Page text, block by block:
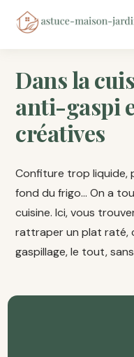
Dans la
anti-gaspi
créatives
Confiture trop liquide,
fond du frigo… On a
cuisine. Ici, vous
rattraper un plat raté,
gaspillage, le tout,